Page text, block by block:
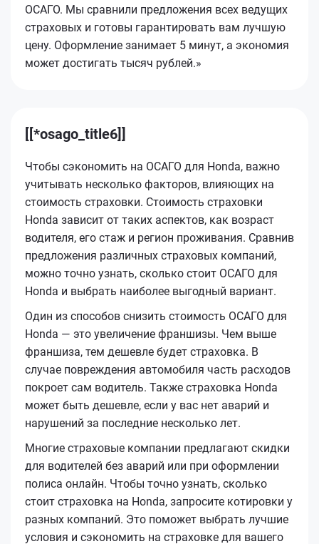
ОСАГО. Мы сравнили предложения всех ведущих
страховых и готовы гарантировать вам лучшую
цену. Оформление занимает 5 минут, а экономия
может достигать тысяч рублей.»
[[*osago_title6]]
Чтобы сэкономить на ОСАГО для Honda, важно
учитывать несколько факторов, влияющих на
стоимость страховки. Стоимость страховки
Honda зависит от таких аспектов, как возраст
водителя, его стаж и регион проживания. Сравнив
предложения различных страховых компаний,
можно точно узнать, сколько стоит ОСАГО для
Honda и выбрать наиболее выгодный вариант.
Один из способов снизить стоимость ОСАГО для
Honda — это увеличение франшизы. Чем выше
франшиза, тем дешевле будет страховка. В
случае повреждения автомобиля часть расходов
покроет сам водитель. Также страховка Honda
может быть дешевле, если у вас нет аварий и
нарушений за последние несколько лет.
Многие страховые компании предлагают скидки
для водителей без аварий или при оформлении
полиса онлайн. Чтобы точно узнать, сколько
стоит страховка на Honda, запросите котировки у
разных компаний. Это поможет выбрать лучшие
условия и сэкономить на страховке для вашего